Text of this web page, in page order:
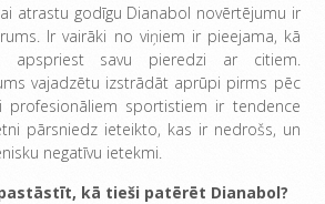
atrastu godīgu Dianabol novērtējumu ir
Ir vairāki no viņiem ir pieejama, kā
apspriest savu pieredzi ar citiem.
vajadzētu izstrādāt aprūpi pirms pēc
profesionāliem sportistiem ir tendence
pārsniedz ieteikto, kas ir nedrošs, un
negatīvu ietekmi.
kā tieši patērēt Dianabol?